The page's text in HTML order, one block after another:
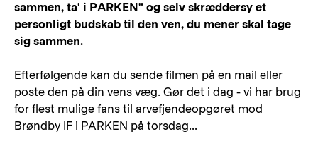
sammen, ta' i PARKEN" og selv skræddersy et
personligt budskab til den ven, du mener skal tage
sig sammen.
Efterfølgende kan du sende filmen på en mail eller
poste den på din vens væg. Gør det i dag - vi har brug
for flest mulige fans til arvefjendeopgøret mod
Brøndby IF i PARKEN på torsdag...